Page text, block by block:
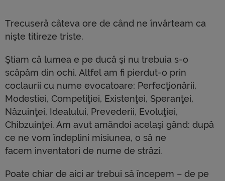
Trecuseră câteva ore de când ne învârteam ca
nişte titireze triste.
Ştiam că lumea e pe ducă şi nu trebuia s-o
scăpăm din ochi. Altfel am fi pierdut-o prin
coclaurii cu nume evocatoare: Perfecţionării,
Modestiei, Competiţiei, Existenţei, Speranţei,
Năzuinţei, Idealului, Prevederii, Evoluţiei,
Chibzuinţei. Am avut amândoi acelaşi gând: după
ce ne vom îndeplini misiunea, o să ne
facem inventatori de nume de străzi.
Poate chiar de aici ar trebui să începem – de pe